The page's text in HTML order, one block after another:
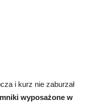
i kurz nie zaburzał
wyposażone w